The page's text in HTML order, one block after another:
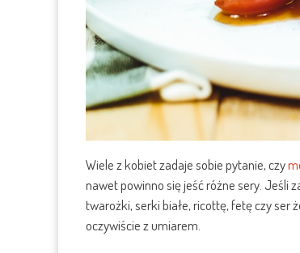
Wiele z kobiet zadaje sobie pytanie, czy
nawet powinno się jeść różne sery. Jeśli
twarożki, serki białe, ricottę, fetę czy ser
oczywiście z umiarem.